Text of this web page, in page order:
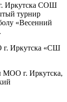
Иркутска СОШ
турнир
«Весенний
г. Иркутска «СШ
МОО г. Иркутска,